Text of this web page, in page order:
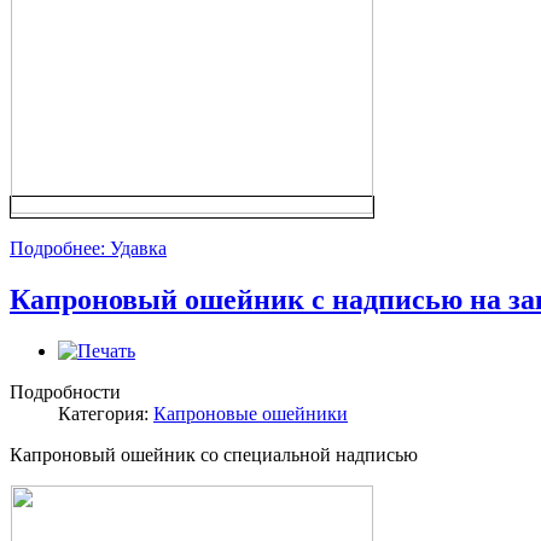
Подробнее: Удавка
Капроновый ошейник с надписью на
Подробности
Категория: Капроновые ошейники
Капроновый ошейник со специальной надписью